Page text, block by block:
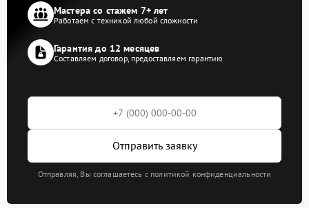
Мастера со стажем 7+ лет
Работаем с техникой любой сложности
Гарантия до 12 месяцев
Составляем договор, предоставляем гарантию
Отправить заявку
Отправляя, Вы соглашаетесь с политикой конфиденциальности